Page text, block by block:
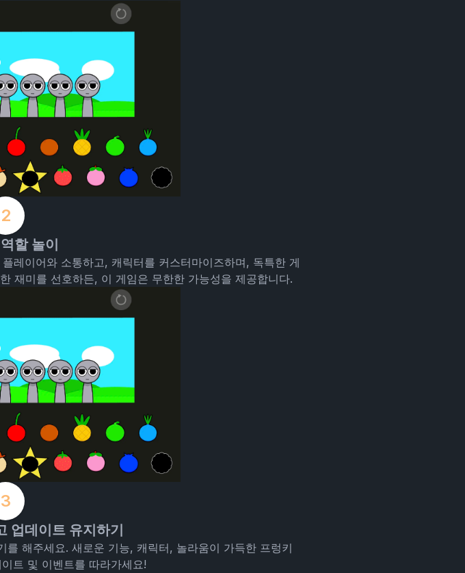
2
할 놀이
레이어와 소통하고, 캐릭터를 커스터마이즈하며, 독특한 게
재미를 선호하든, 이 게임은 무한한 가능성을 제공합니다.
3
업데이트 유지하기
해주세요. 새로운 기능, 캐릭터, 놀라움이 가득한 프렁키
트 및 이벤트를 따라가세요!